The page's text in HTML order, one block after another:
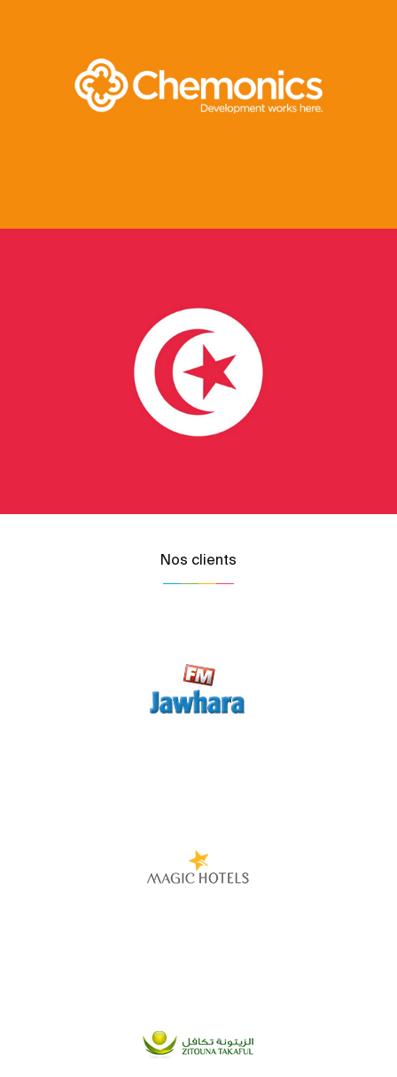
Nos clients